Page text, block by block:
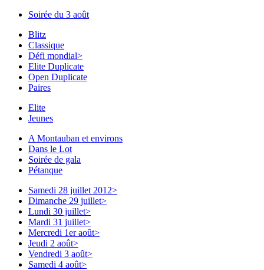
Soirée du 3 août
Blitz
Classique
Défi mondial>
Elite Duplicate
Open Duplicate
Paires
Elite
Jeunes
A Montauban et environs
Dans le Lot
Soirée de gala
Pétanque
Samedi 28 juillet 2012>
Dimanche 29 juillet>
Lundi 30 juillet>
Mardi 31 juillet>
Mercredi 1er août>
Jeudi 2 août>
Vendredi 3 août>
Samedi 4 août>